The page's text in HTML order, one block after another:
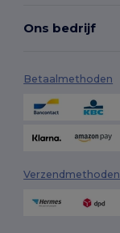
Ons bedrijf
Betaalmethoden
Verzendmethoden